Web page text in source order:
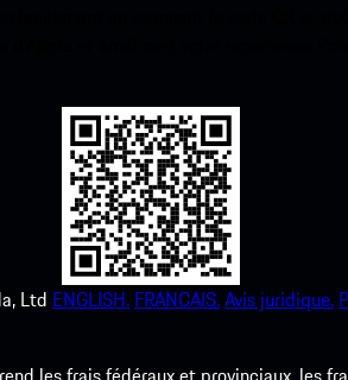
Ltd ENGLISH. FRANCAIS.Avis juridique.